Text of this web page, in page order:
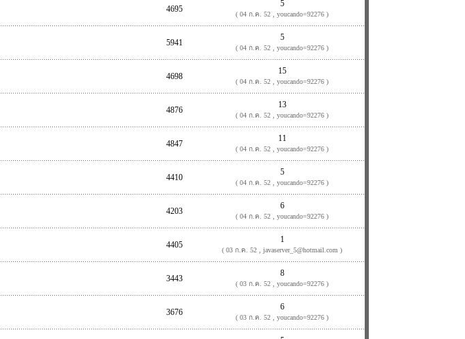
4695
5
( 04 ก.ค. 52 , youcando=92276 )
5941
5
( 04 ก.ค. 52 , youcando=92276 )
4698
15
( 04 ก.ค. 52 , youcando=92276 )
4876
13
( 04 ก.ค. 52 , youcando=92276 )
4847
11
( 04 ก.ค. 52 , youcando=92276 )
4410
5
( 04 ก.ค. 52 , youcando=92276 )
4203
6
( 04 ก.ค. 52 , youcando=92276 )
4405
1
( 03 ก.ค. 52 , javaserver_5@hotmail.com )
3443
8
( 03 ก.ค. 52 , youcando=92276 )
3676
6
( 03 ก.ค. 52 , youcando=92276 )